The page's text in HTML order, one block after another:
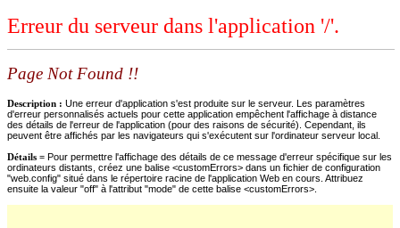
Erreur du serveur dans l'application '/'.
Page Not Found !!
Description : Une erreur d'application s'est produite sur le serveur. Les paramètres
d'erreur personnalisés actuels pour cette application empêchent l'affichage à distance
des détails de l'erreur de l'application (pour des raisons de sécurité). Cependant, ils
peuvent être affichés par les navigateurs qui s'exécutent sur l'ordinateur serveur local.
Détails = Pour permettre l'affichage des détails de ce message d'erreur spécifique sur les
ordinateurs distants, créez une balise <customErrors> dans un fichier de configuration
"web.config" situé dans le répertoire racine de l'application Web en cours. Attribuez
ensuite la valeur "off" à l'attribut "mode" de cette balise <customErrors>.